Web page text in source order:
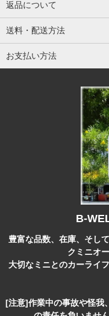
返品について
送料・配送方法
お支払い方法
B-
豊富な品数、在庫、そし
クミニオ
大切なミニとのカーライ
[注意]作業中の事故や怪我